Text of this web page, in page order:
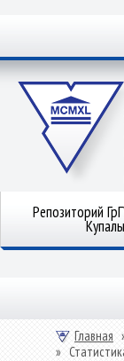
Репозиторий
Купалы
Главная
»